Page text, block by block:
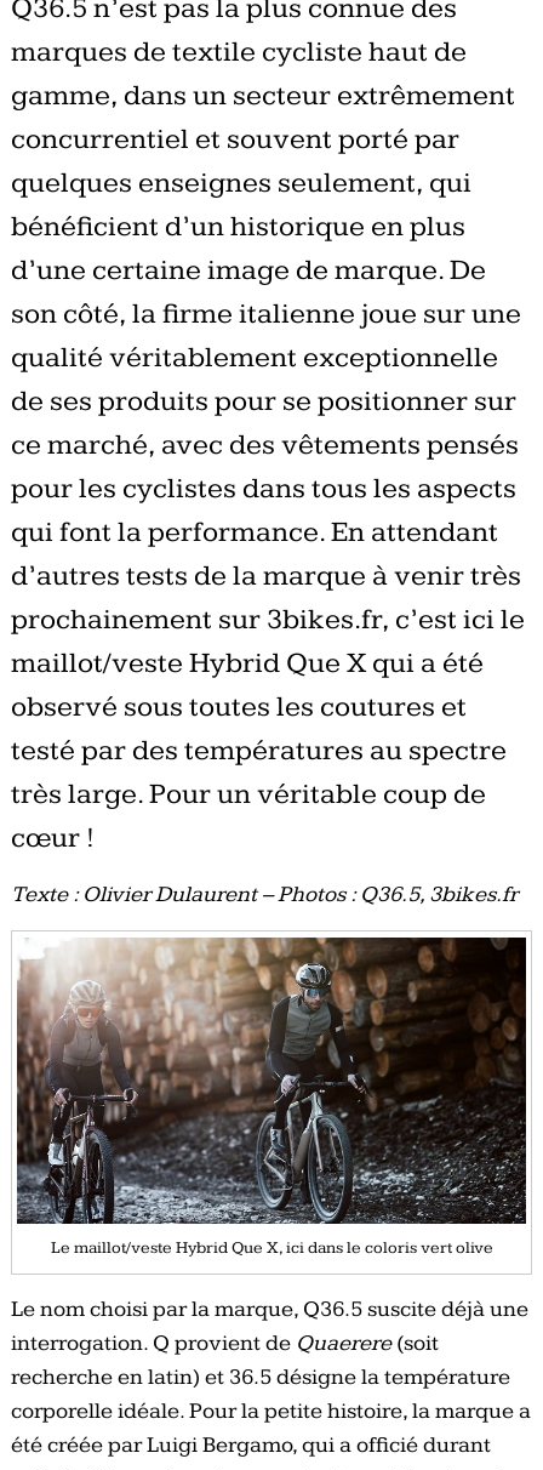
Q36.5 n’est pas la plus connue des
marques de textile cycliste haut de
gamme, dans un secteur extrêmement
concurrentiel et souvent porté par
quelques enseignes seulement, qui
bénéficient d’un historique en plus
d’une certaine image de marque. De
son côté, la firme italienne joue sur une
qualité véritablement exceptionnelle
de ses produits pour se positionner sur
ce marché, avec des vêtements pensés
pour les cyclistes dans tous les aspects
qui font la performance. En attendant
d’autres tests de la marque à venir très
prochainement sur 3bikes.fr, c’est ici le
maillot/veste Hybrid Que X qui a été
observé sous toutes les coutures et
testé par des températures au spectre
très large. Pour un véritable coup de
cœur !
Texte : Olivier Dulaurent – Photos : Q36.5, 3bikes.fr
Le maillot/veste Hybrid Que X, ici dans le coloris vert olive
Le nom choisi par la marque, Q36.5 suscite déjà une
interrogation. Q provient de Quaerere(soit
recherche en latin) et 36.5 désigne la température
corporelle idéale. Pour la petite histoire, la marque a
été créée par Luigi Bergamo, qui a officié durant